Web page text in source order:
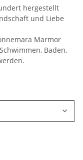
hergestellt
und Liebe
Marmor
Baden,